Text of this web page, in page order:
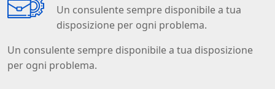
Un consulente sempre disponibile a tua
disposizione per ogni problema.
Un consulente sempre disponibile a tua disposizione
per ogni problema.